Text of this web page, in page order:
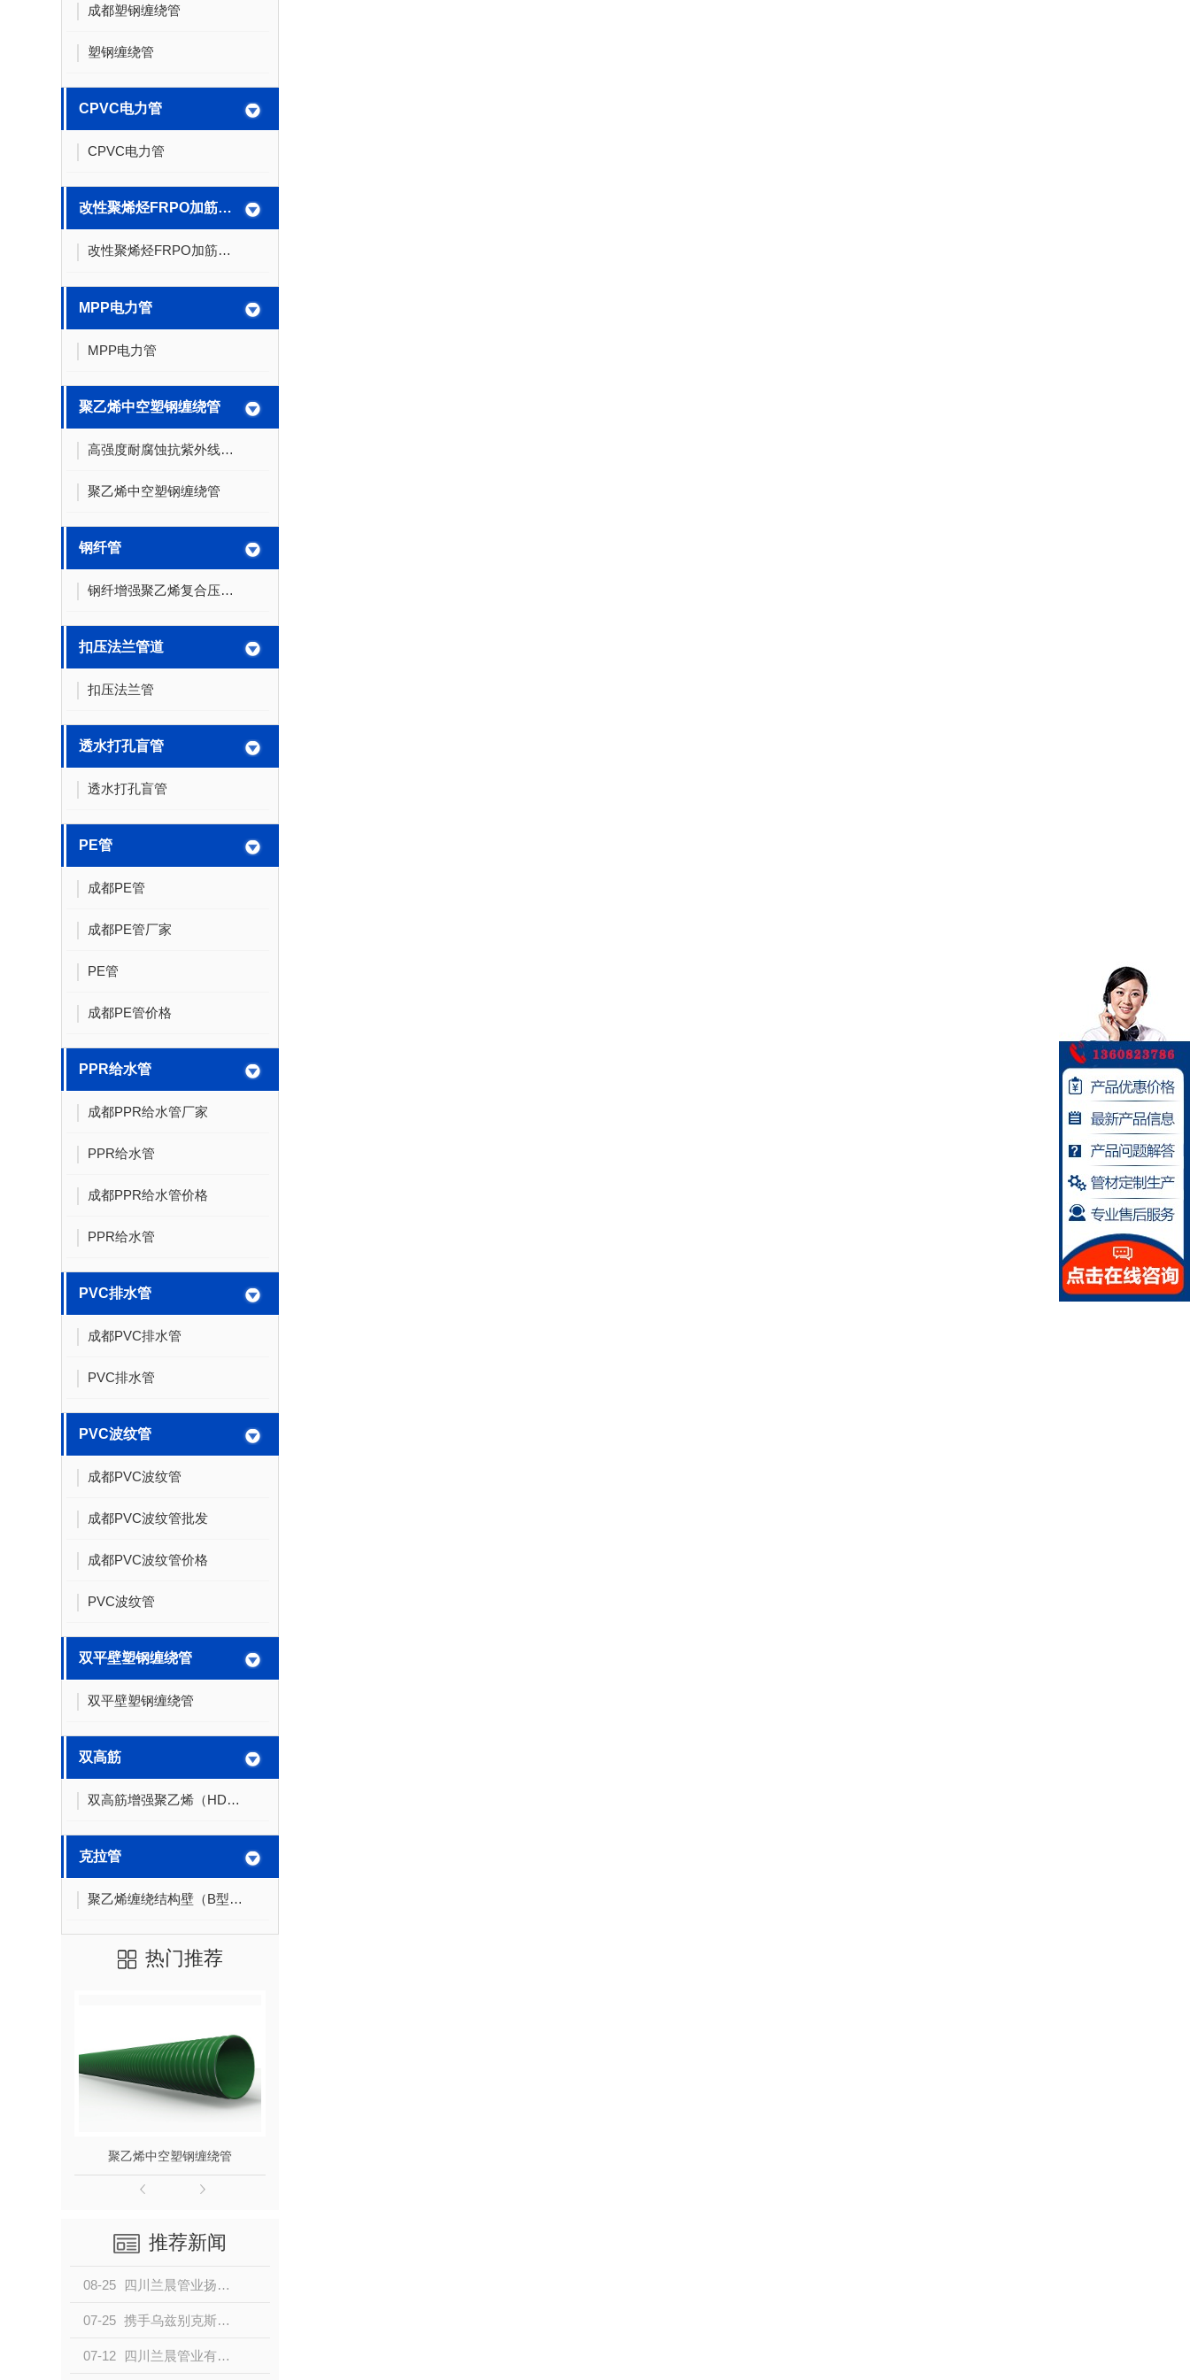
成都塑钢缠绕管
塑钢缠绕管
CPVC电力管
CPVC电力管
改性聚烯烃FRPO加筋带孔波纹管
改性聚烯烃FRPO加筋带孔波纹管
MPP电力管
MPP电力管
聚乙烯中空塑钢缠绕管
高强度耐腐蚀抗紫外线高密度聚乙烯药管材
聚乙烯中空塑钢缠绕管
钢纤管
钢纤增强聚乙烯复合压力管
扣压法兰管道
扣压法兰管
透水打孔盲管
透水打孔盲管
PE管
成都PE管
成都PE管厂家
PE管
成都PE管价格
PPR给水管
成都PPR给水管厂家
PPR给水管
成都PPR给水管价格
PPR给水管
PVC排水管
成都PVC排水管
PVC排水管
PVC波纹管
成都PVC波纹管
成都PVC波纹管批发
成都PVC波纹管价格
PVC波纹管
双平壁塑钢缠绕管
双平壁塑钢缠绕管
双高筋
双高筋增强聚乙烯（HDPE）缠绕管
克拉管
聚乙烯缠绕结构壁（B型）管材（克拉管）
热门推荐
聚乙烯中空塑钢缠绕管
推荐新闻
08-25 四川兰晨管业扬帆出海，闪耀乌兹别克斯坦国际博览会
07-25 携手乌兹别克斯坦伙伴，共谋发展新篇!兰晨管业迎来中亚重要客商考察交流
07-12 四川兰晨管业有限公司、四川省兰晨科技有限公司与四川四丁新材料科技有限公司喜迎国家建材中心、成检公司领导莅临指导